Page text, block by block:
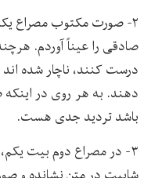
۲- صورت مکتوب مصراع
صادقی را عیناً آوردم.
درست کنند، ناچار شده
دهند. به هر روی در
باشد تردید جدی هست.
۳- در مصراع دوم بیت